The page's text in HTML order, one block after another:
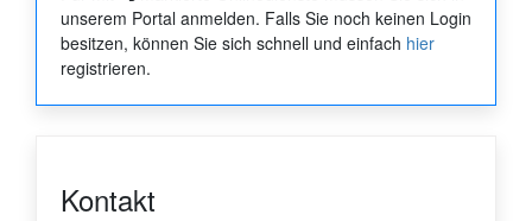
unserem Portal anmelden. Falls Sie noch keinen Login
besitzen, können Sie sich schnell und einfach hier
registrieren.
Kontakt